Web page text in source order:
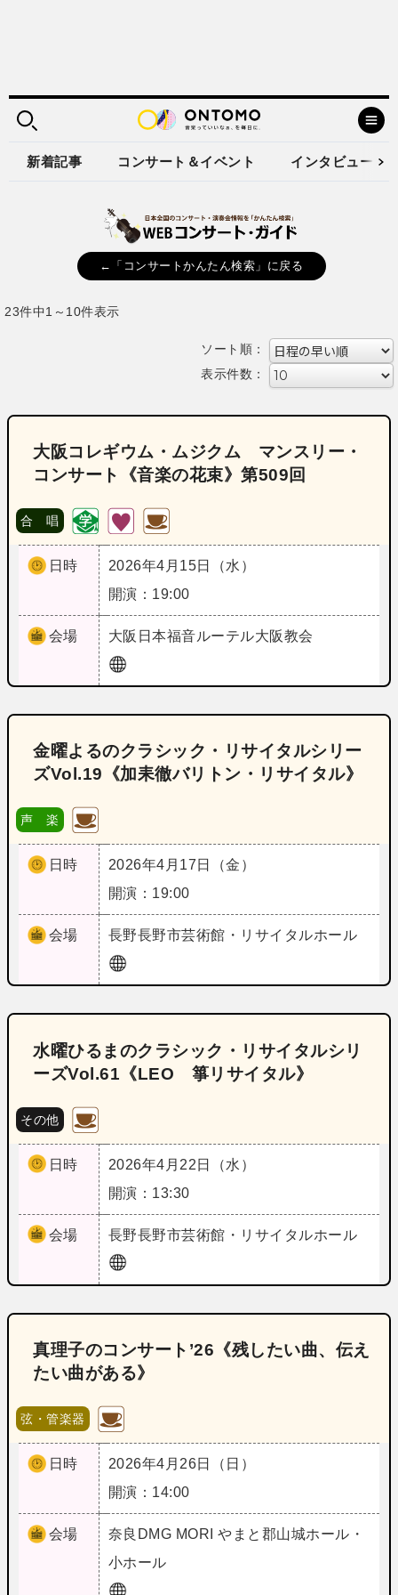
新着記事 コンサート＆イベント インタビュー
←「コンサートかんたん検索」に戻る
23件中1～10件表示
ソート順：
表示件数：
大阪コレギウム・ムジクム マンスリー・
コンサート《音楽の花束》第509回
合 唱
日時
2026年4月15日（水）
開演：19:00
会場 大阪 日本福音ルーテル大阪教会
金曜よるのクラシック・リサイタルシリー
ズVol.19《加耒徹バリトン・リサイタル》
声 楽
日時
2026年4月17日（金）
開演：19:00
会場 長野長野市芸術館・リサイタルホール
水曜ひるまのクラシック・リサイタルシリ
ーズVol.61《LEO 箏リサイタル》
その他
日時
2026年4月22日（水）
開演：13:30
会場 長野長野市芸術館・リサイタルホール
真理子のコンサート’26《残したい曲、伝え
たい曲がある》
弦・管楽器
日時
2026年4月26日（日）
開演：14:00
会場 奈良 DMG MORI やまと郡山城ホール・
小ホール